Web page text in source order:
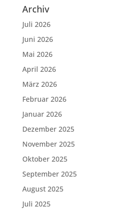
Archiv
Juli 2026
Juni 2026
Mai 2026
April 2026
März 2026
Februar 2026
Januar 2026
Dezember 2025
November 2025
Oktober 2025
September 2025
August 2025
Juli 2025